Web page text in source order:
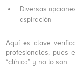
Diversas
aspiración
Aquí es clave
profesionales, pues
“clínica” y no lo son.